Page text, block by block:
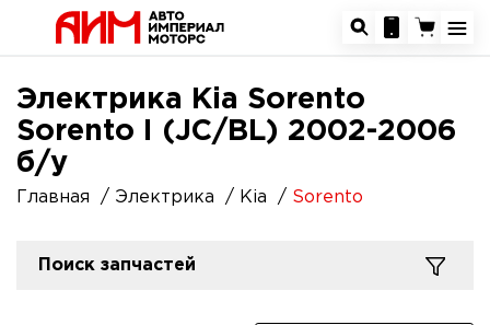
Электрика Kia Sorento
Sorento I (JC/BL) 2002-2006
б/у
Главная Электрика Kia Sorento
Поиск запчастей